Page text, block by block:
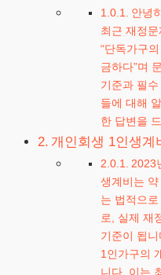
안녕
최근 재정
“단독가구
금하다”며
기준과 필
들에 대해
한 답변을
개인회생 1인생계
2023
생계비는
는 법적으
로, 실제 재
기준이 됩
1인가구의
니다. 이는